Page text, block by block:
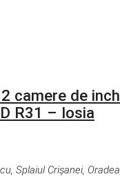
camere de
R31 – Iosia
Splaiul Crișanei,